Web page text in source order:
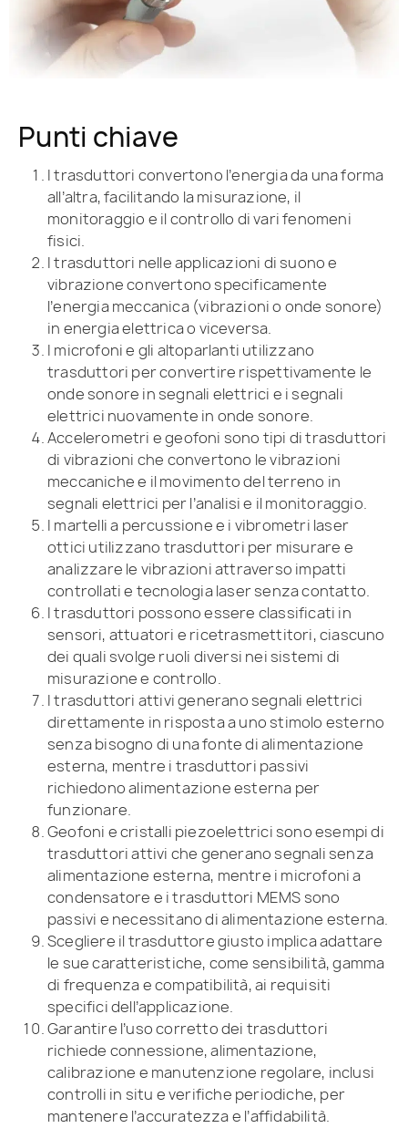
Punti chiave
I trasduttori convertono l’energia da una forma
all’altra, facilitando la misurazione, il
monitoraggio e il controllo di vari fenomeni
fisici.
I trasduttori nelle applicazioni di suono e
vibrazione convertono specificamente
l’energia meccanica (vibrazioni o onde sonore)
in energia elettrica o viceversa.
I microfoni e gli altoparlanti utilizzano
trasduttori per convertire rispettivamente le
onde sonore in segnali elettrici e i segnali
elettrici nuovamente in onde sonore.
Accelerometri e geofoni sono tipi di trasduttori
di vibrazioni che convertono le vibrazioni
meccaniche e il movimento del terreno in
segnali elettrici per l’analisi e il monitoraggio.
I martelli a percussione e i vibrometri laser
ottici utilizzano trasduttori per misurare e
analizzare le vibrazioni attraverso impatti
controllati e tecnologia laser senza contatto.
I trasduttori possono essere classificati in
sensori, attuatori e ricetrasmettitori, ciascuno
dei quali svolge ruoli diversi nei sistemi di
misurazione e controllo.
I trasduttori attivi generano segnali elettrici
direttamente in risposta a uno stimolo esterno
senza bisogno di una fonte di alimentazione
esterna, mentre i trasduttori passivi
richiedono alimentazione esterna per
funzionare.
Geofoni e cristalli piezoelettrici sono esempi di
trasduttori attivi che generano segnali senza
alimentazione esterna, mentre i microfoni a
condensatore e i trasduttori MEMS sono
passivi e necessitano di alimentazione esterna.
Scegliere il trasduttore giusto implica adattare
le sue caratteristiche, come sensibilità, gamma
di frequenza e compatibilità, ai requisiti
specifici dell’applicazione.
Garantire l’uso corretto dei trasduttori
richiede connessione, alimentazione,
calibrazione e manutenzione regolare, inclusi
controlli in situ e verifiche periodiche, per
mantenere l’accuratezza e l’affidabilità.